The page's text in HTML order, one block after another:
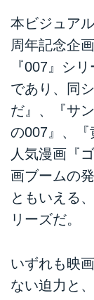
本ビジュア
周年記念企
『007』シ
であり、同
だ』、『サ
の007』、
人気漫画『
画ブームの
ともいえる
リーズだ。
いずれも映
ない迫力と